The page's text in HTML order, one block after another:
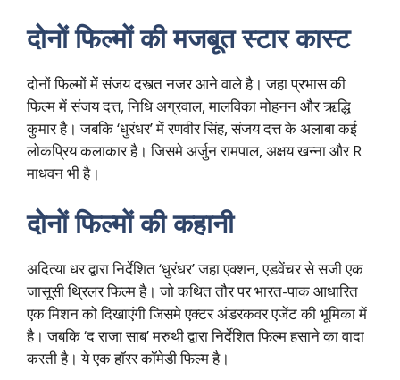
दोनों फिल्मों की मजबूत स्टार कास्ट
दोनों फिल्मों में संजय दस्त्त नजर आने वाले है। जहा प्रभास की
फिल्म में संजय दत्त, निधि अग्रवाल, मालविका मोहनन और ऋद्धि
कुमार है। जबकि ‘धुरंधर’ में रणवीर सिंह, संजय दत्त के अलाबा कई
लोकप्रिय कलाकार है। जिसमे अर्जुन रामपाल, अक्षय खन्ना और R
माधवन भी है।
दोनों फिल्मों की कहानी
अदित्या धर द्वारा निर्देशित ‘धुरंधर’ जहा एक्शन, एडवेंचर से सजी एक
जासूसी थ्रिलर फिल्म है। जो कथित तौर पर भारत-पाक आधारित
एक मिशन को दिखाएंगी जिसमे एक्टर अंडरकवर एजेंट की भूमिका में
है। जबकि ‘द राजा साब’ मरुथी द्वारा निर्देशित फिल्म हसाने का वादा
करती है। ये एक हॉरर कॉमेडी फिल्म है।